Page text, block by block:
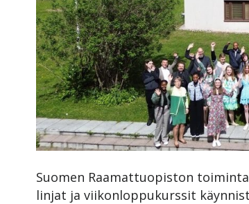
Suomen Raamattuopiston
linjat ja viikonloppukurssit